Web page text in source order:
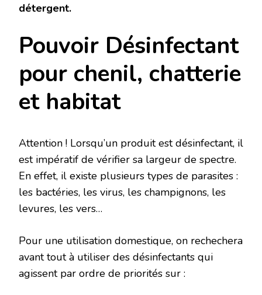
détergent.
Pouvoir Désinfectant
pour chenil, chatterie
et habitat
Attention ! Lorsqu’un produit est désinfectant, il
est impératif de vérifier sa largeur de spectre.
En effet, il existe plusieurs types de parasites :
les bactéries, les virus, les champignons, les
levures, les vers…
Pour une utilisation domestique, on rechechera
avant tout à utiliser des désinfectants qui
agissent par ordre de priorités sur :